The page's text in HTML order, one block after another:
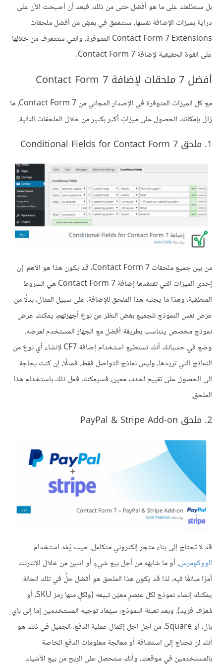
بل سنطلعك على ما هو أفضل حتى من ذلك، فبعد أن أصبحت الآن على
دراية بميزات الإضافة نفسها، سنتعمق في بعضٍ من أفضل ملحقات
Contact Form 7 Extensions المتوفرة، والتي ستتعرف من خلالها
على القوة الحقيقية لإضافة Contact Form 7.
أفضل 7 ملحقات لإضافة Contact Form 7
مع كل الميزات المتوفرة في الإصدار المجاني من Contact Form 7، ما
زال بإمكانك الحصول على ميزاتٍ أكثر بكثير من خلال الملحقات التالية.
1. ملحق Conditional Fields for Contact Form 7
من بين جميع ملحقات Contact Form 7، قد يكون هذا هو الأهم. إن
إحدى الميزات التي تفتقدها إضافة Contact Form 7 هي الشروط
المنطقية، وهذا ما يجلبه هذا الملحق للإضافة. على سبيل المثال، بدلًا من
عرض نفس النموذج للجميع بغض النظر عن نوع أجهزتهم، يمكنك عرض
نموذج مخصص يتناسب بطريقة أفضل مع الجهاز المستخدم لعرضه.
وضع في حسبانك أنك تستطيع استخدام إضافة CF7 لإنشاء أي نوع من
النماذج التي تريدها، وليس نماذج التواصل فقط. فمثلًا، إن كنت بحاجة
إلى الحصول على تقييم لحدثٍ معين، فسيمكنك فعل ذلك باستخدام هذا
الملحق.
2. ملحق PayPal & Stripe Add-on
قد لا تحتاج إلى بناء متجر إلكتروني متكامل، حيث يُعَد استخدام
الووكومرس، أو ما شابهه من أجل بيع شيءٍ أو اثنين من خلال الإنترنت
أمرًا مبالغًا فيه، لذا قد يكون هذا الملحق هو أفضل حلٍّ في تلك الحالة.
يمكنك إنشاء نموذج لكل عنصرٍ معيّن تبيعه (ولكلٍ منها رمز SKU، أو
مُعرّف فريد). وبعد تعبئة النموذج، سيُعاد توجيه المستخدمين إما إلى باي
بال، أو Square، من أجل أجل إكمال عملية الدفع. الجميل في ذلك هو
أنك لن تحتاج إلى استضافة أو معالجة معلومات الدفع الخاصة
بالمستخدمين في موقعك. وأنك ستحصل على الربح من بيع الأشياء